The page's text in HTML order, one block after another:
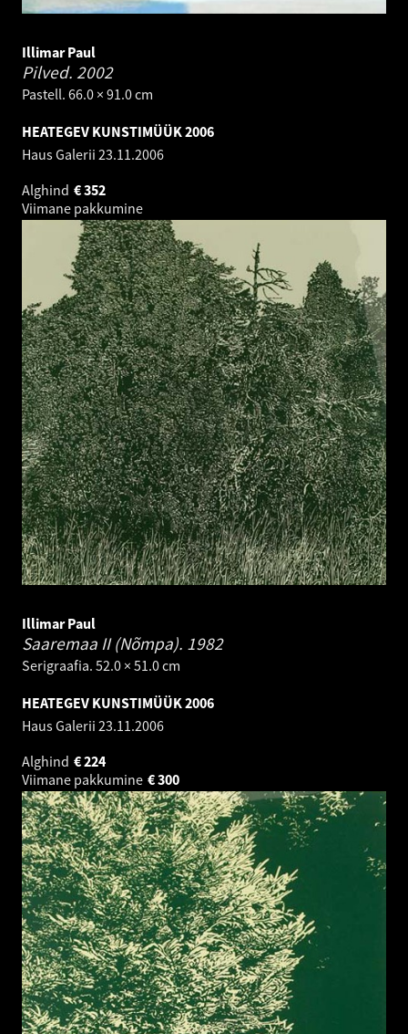
Illimar Paul
Pilved. 2002
Pastell. 66.0 × 91.0 cm
HEATEGEV KUNSTIMÜÜK 2006
Haus Galerii 23.11.2006
Alghind
352
€
Viimane pakkumine
Illimar Paul
Saaremaa II (Nõmpa). 1982
Serigraafia. 52.0 × 51.0 cm
HEATEGEV KUNSTIMÜÜK 2006
Haus Galerii 23.11.2006
Alghind
224
€
Viimane pakkumine
300
€